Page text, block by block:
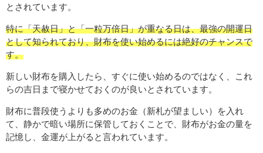
とされています。
特に「天赦日」と「一粒万倍日」が重なる日は、最強の開運日
として知られており、財布を使い始めるには絶好のチャンスで
す。
新しい財布を購入したら、すぐに使い始めるのではなく、これ
らの吉日まで寝かせておくのが良いとされています。
財布に普段使うよりも多めのお金（新札が望ましい）を入れ
て、静かで暗い場所に保管しておくことで、財布がお金の量を
記憶し、金運が上がると言われています。